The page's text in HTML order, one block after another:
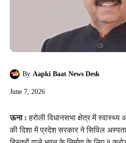
By Aapki Baat News Desk
June 7, 2026
ऊना : हरोली विधानसभा क्षेत्र में
की दिशा में प्रदेश सरकार ने सिविल